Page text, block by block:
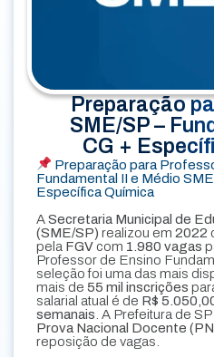
Preparação
SME/SP –
CG +
Preparação para
Fundamental II e Médio
Específica Química
ASecretaria Municipal de
(SME/SP) realizou em 2022
pela FGV com 1.980 vagas
Professor de Ensino
seleção foi uma das mais
mais de 55 mil inscrições
salarial atual é de R$
semanais . A Prefeitura de
Prova Nacional Docente
reposição de vagas.